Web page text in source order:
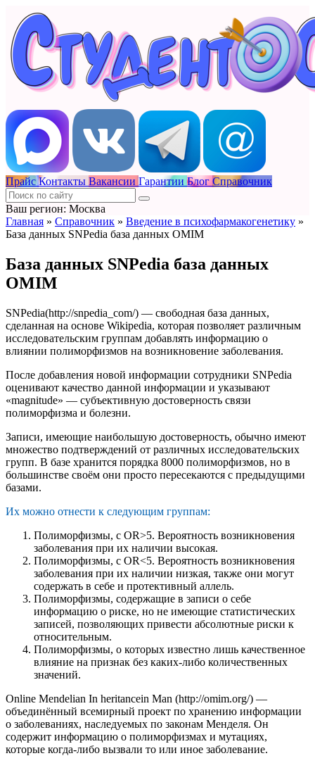
Прайс Контакты Вакансии Гарантии Блог Справочник
Ваш регион: Москва
Главная » Справочник » Введение в психофармакогенетику »
База данных SNPedia база данных OMIM
База данных SNPedia база данных
OMIM
SNPedia(http://snpedia_com/) — свободная база данных,
сделанная на основе Wikipedia, которая позволяет различным
исследовательским группам добавлять информацию о
влиянии полиморфизмов на возникновение заболевания.
После добавления новой информации сотрудники SNPedia
оценивают качество данной информации и указывают
«magnitude» — субъективную достоверность связи
полиморфизма и болезни.
Записи, имеющие наибольшую достоверность, обычно имеют
множество подтверждений от различных исследовательских
групп. В базе хранится порядка 8000 полиморфизмов, но в
большинстве своём они просто пересекаются с предыдущими
базами.
Их можно отнести к следующим группам:
Полиморфизмы, с OR>5. Вероятность возникновения
заболевания при их наличии высокая.
Полиморфизмы, с OR<5. Вероятность возникновения
заболевания при их наличии низкая, также они могут
содержать в себе и протективный аллель.
Полиморфизмы, содержащие в записи о себе
информацию о риске, но не имеющие статистических
записей, позволяющих привести абсолютные риски к
относительным.
Полиморфизмы, о которых известно лишь качественное
влияние на признак без каких-либо количественных
значений.
Online Mendelian In heritancein Man (http://omim.org/) —
объединённый всемирный проект по хранению информации
о заболеваниях, наследуемых по законам Менделя. Он
содержит информацию о полиморфизмах и мутациях,
которые когда-либо вызвали то или иное заболевание.